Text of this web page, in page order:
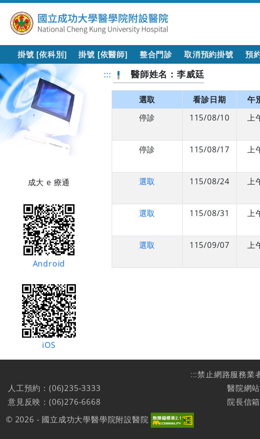
掛號 [依科別] 掛號 [依醫師] 整合門診 取消預約掛號 預
成大 e 療通
Android
iOS
::: 醫師姓名：李威廷
選取 看診日期 午
停診
115/08/10 上
停診
115/08/17 上
選取
115/08/24 上
選取
115/08/31 上
選取
115/09/07 上
:::禁止網路服務業
人工預約：(06)235-3333
意見反映：(06)276-6668
醫院網站
院長信箱
© 2026 - 國立成功大學醫學院附設醫院